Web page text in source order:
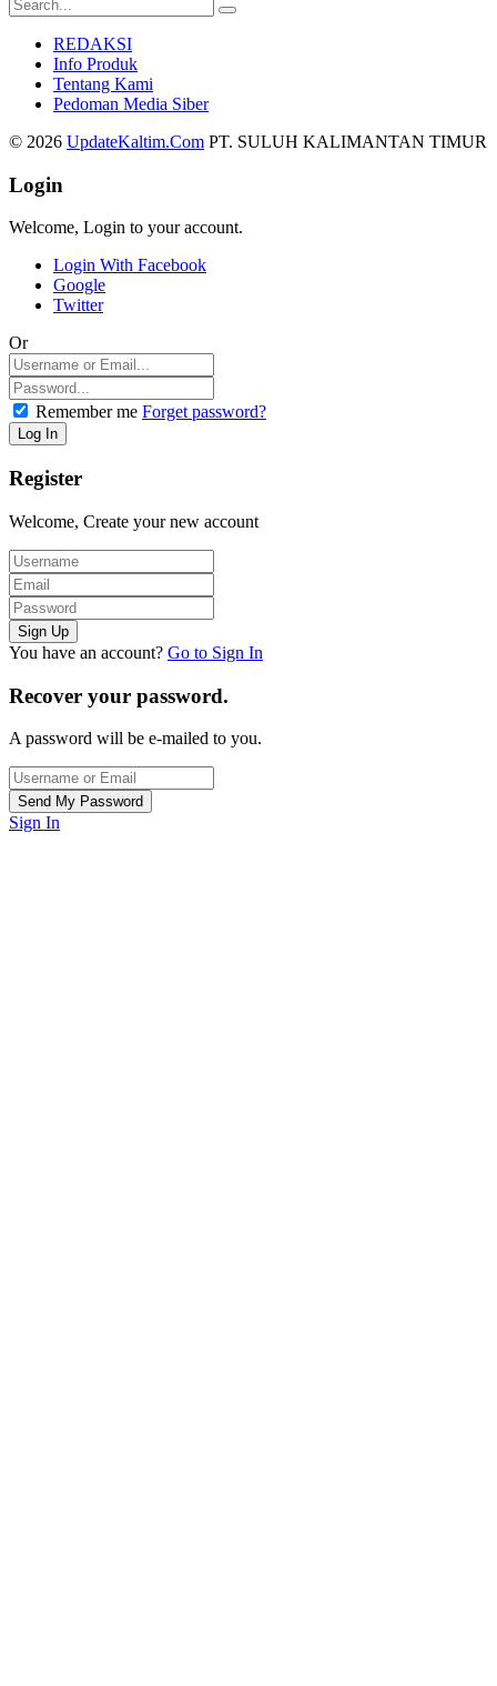
REDAKSI
Info Produk
Tentang Kami
Pedoman Media Siber
© 2026 UpdateKaltim.Com PT. SULUH KALIMANTAN TIMUR
Login
Welcome, Login to your account.
Login With Facebook
Google
Twitter
Or
Remember me Forget password?
Register
Welcome, Create your new account
You have an account? Go to Sign In
Recover your password.
A password will be e-mailed to you.
Sign In